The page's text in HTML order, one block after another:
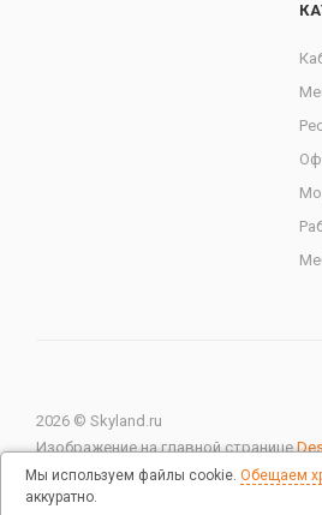
2026 © Skyland.ru
Изображение на главной странице
Мы используем файлы cookie. Обещаем
аккуратно.